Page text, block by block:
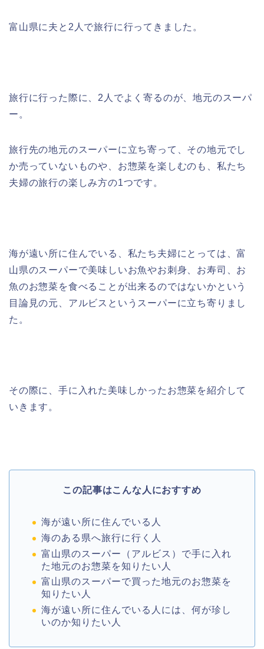
富山県に夫と2人で旅行に行ってきました。
旅行に行った際に、2人でよく寄るのが、地元のスーパ
ー。
旅行先の地元のスーパーに立ち寄って、その地元でし
か売っていないものや、お惣菜を楽しむのも、私たち
夫婦の旅行の楽しみ方の1つです。
海が遠い所に住んでいる、私たち夫婦にとっては、富
山県のスーパーで美味しいお魚やお刺身、お寿司、お
魚のお惣菜を食べることが出来るのではないかという
目論見の元、アルビスというスーパーに立ち寄りまし
た。
その際に、手に入れた美味しかったお惣菜を紹介して
いきます。
この記事はこんな人におすすめ
海が遠い所に住んでいる人
海のある県へ旅行に行く人
富山県のスーパー（アルビス）で手に入れ
た地元のお惣菜を知りたい人
富山県のスーパーで買った地元のお惣菜を
知りたい人
海が遠い所に住んでいる人には、何が珍し
いのか知りたい人